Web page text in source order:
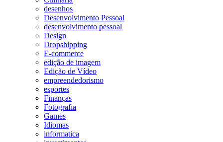
desenhos
Desenvolvimento Pessoal
desenvolvimento pessoal
Design
Dropshipping
E-commerce
edição de imagem
Edição de Vídeo
empreendedorismo
esportes
Finanças
Fotografia
Games
Idiomas
informatica